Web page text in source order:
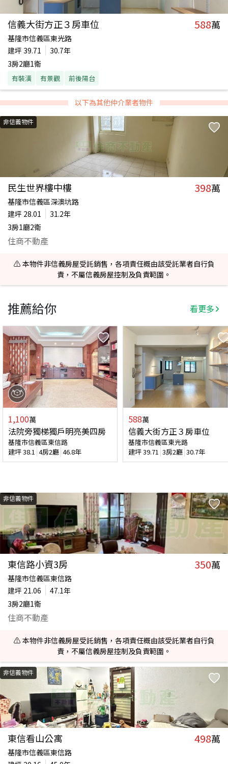
信義大街方正３房車位 588萬
基隆市信義區東光路
建坪 39.71
30.7年
3房2廳1衛
有裝潢 有景觀 前後陽台
以下為其他仲介業者物件
非信義物件
民生世界樓中樓 398萬
基隆市信義區深澳坑路
建坪 28.01
31.2年
3房1廳2衛
住商不動產
⚠️ 本物件非信義房屋受託銷售，各項責任概由該受託業者自行負
責，不屬信義房屋控制及負責範圍。
推薦給你 看更多
1,100萬
法院旁獨梯獨戶明亮美四房
基隆市信義區東信路
建坪38.1 4房2廳 46.8年
588萬
信義大街方正３房車位
基隆市信義區東光路
建坪39.71 3房2廳 30.7年
非信義物件
東信路小資3房 350萬
基隆市信義區東信路
建坪 21.06
47.1年
3房2廳1衛
住商不動產
⚠️ 本物件非信義房屋受託銷售，各項責任概由該受託業者自行負
責，不屬信義房屋控制及負責範圍。
非信義物件
東信看山公寓 498萬
基隆市信義區東信路